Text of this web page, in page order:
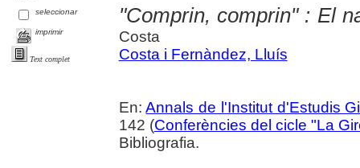
seleccionar
imprimir
Text complet
"Comprin, comprin" : El
Costa
Costa i Fernàndez, Lluís
En:Annals de l'Institut d'Estudis
142 (Conferències del cicle "La
Bibliografia.